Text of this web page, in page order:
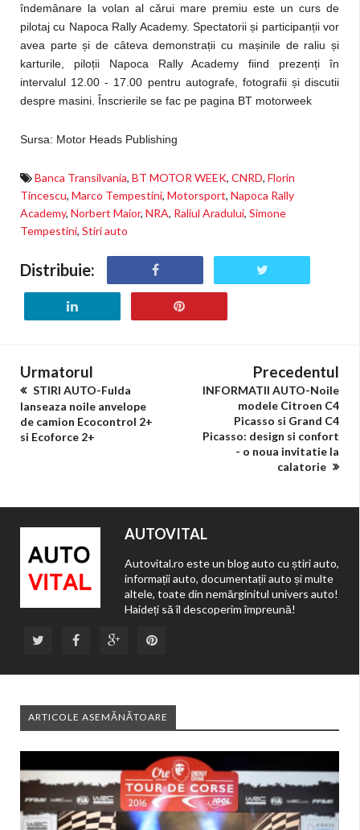
îndemânare la volan al cărui mare premiu este un curs de
pilotaj cu Napoca Rally Academy. Spectatorii și participanții vor
avea parte și de câteva demonstrații cu mașinile de raliu și
karturile, piloții Napoca Rally Academy fiind prezenți în
intervalul 12.00 - 17.00 pentru autografe, fotografii și discutii
despre masini. Înscrierile se fac pe pagina BT motorweek
Sursa: Motor Heads Publishing
Banca Transilvania, BT MOTOR WEEK, CNRD, Florin
Tincescu, Marco Tempestini, Motorsport, Napoca Rally
Academy, Norbert Maior, NRA, Raliul Aradului, Simone
Tempestini, Stiri auto
Distribuie:
Urmatorul
STIRI AUTO-Fulda
lanseaza noile anvelope
de camion Ecocontrol 2+
si Ecoforce 2+
Precedentul
INFORMATII AUTO-Noile
modele Citroen C4
Picasso si Grand C4
Picasso: design si confort
- o noua invitatie la
calatorie
AUTOVITAL
Autovital.ro este un blog auto cu știri auto,
informații auto, documentații auto și multe
altele, toate din nemărginitul univers auto!
Haideți să îl descoperim împreună!
ARTICOLE ASEMĂNĂTOARE